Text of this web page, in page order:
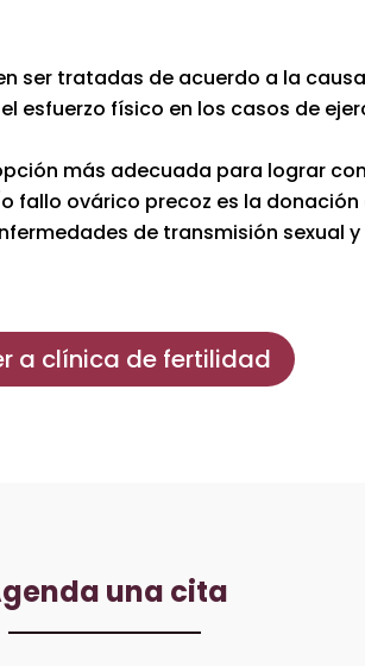
ser tratadas de acuerdo a la
esfuerzo físico en los casos de
más adecuada para lograr
ovárico precoz es la donación
de transmisión sexual
a clínica de fertilidad
una cita